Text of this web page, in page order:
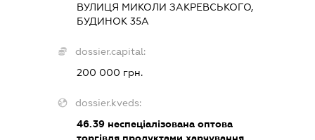
ВУЛИЦЯ МИКОЛИ ЗАКРЕВСЬКОГО,
БУДИНОК 35А
dossier.capital:
200 000 грн.
dossier.kveds:
46.39 неспеціалізована оптова